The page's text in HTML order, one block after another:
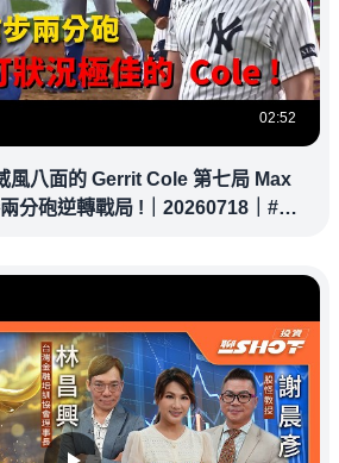
02:52
風八面的 Gerrit Cole 第七局 Max
分砲逆轉戰局 !｜20260718｜#洛